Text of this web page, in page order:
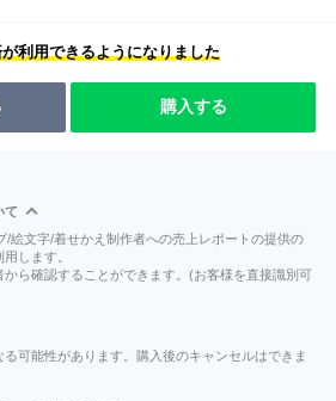
利用できるようになりました
購入する
て
/絵文字/着せかえ制作者への売上レポートの提供の
します。
ら確認することができます。(お客様を直接識別可
可能性があります。購入後のキャンセルはできま